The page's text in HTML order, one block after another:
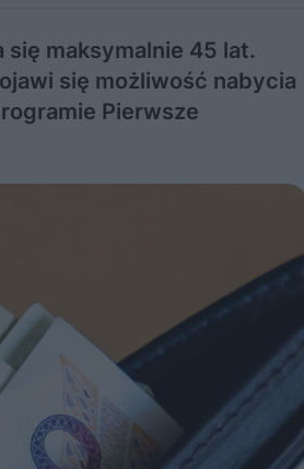
maksymalnie 45 lat.
się możliwość nabycia
Pierwsze